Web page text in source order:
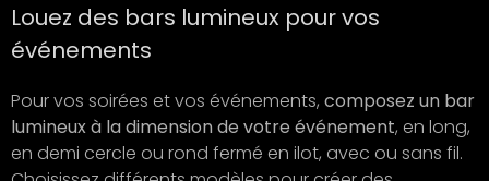
Louez des bars lumineux pour vos
événements
Pour vos soirées et vos événements, composez un bar
lumineux à la dimension de votre événement, en long,
en demi cercle ou rond fermé en ilot, avec ou sans fil.